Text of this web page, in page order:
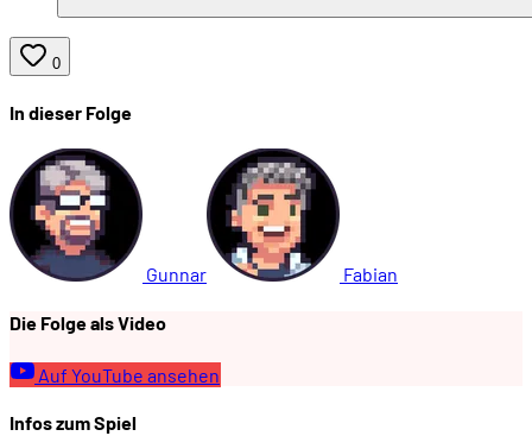
0
In dieser Folge
Gunnar Fabian
Die Folge als Video
Auf YouTube ansehen
Infos zum Spiel